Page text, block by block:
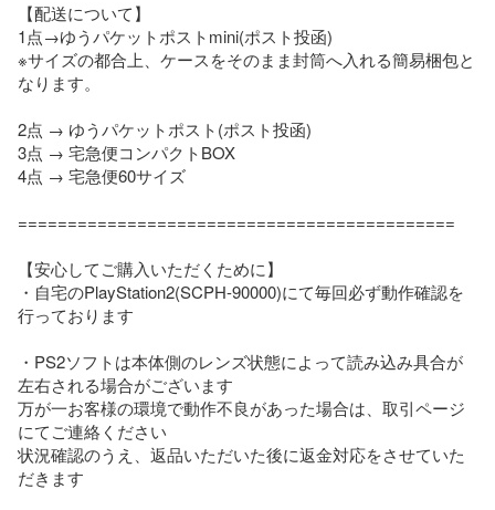
【配送について】
1点→ゆうパケットポストmini(ポスト投函)
※サイズの都合上、ケースをそのまま封筒へ入れる簡易梱包と
なります。
2点 → ゆうパケットポスト(ポスト投函)
3点 → 宅急便コンパクトBOX
4点 → 宅急便60サイズ
============================================
【安心してご購入いただくために】
・自宅のPlayStation2(SCPH-90000)にて毎回必ず動作確認を
行っております
・PS2ソフトは本体側のレンズ状態によって読み込み具合が
左右される場合がございます
万が一お客様の環境で動作不良があった場合は、取引ページ
にてご連絡ください
状況確認のうえ、返品いただいた後に返金対応をさせていた
だきます